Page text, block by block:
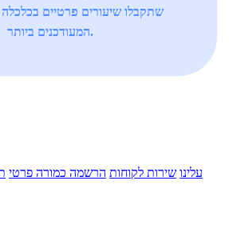
שתקבלו שיעורים פרטיים בכלכלה
המעודכנים ביותר.
עלינו שירות לקוחות הרשמה כמורה פרטי